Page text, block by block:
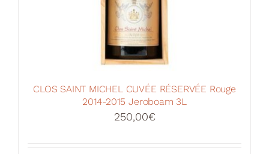
CLOS SAINT MICHEL CUVÉE RÉSERVÉE Rouge
2014-2015 Jeroboam 3L
250,00€